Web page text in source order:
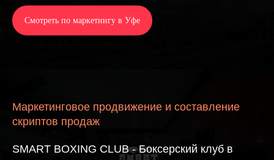
Смотреть по маркетингу в Уфе
Маркетинговое продвижение и составление
скриптов продаж
SMART BOXING CLUB - Боксерский клуб в